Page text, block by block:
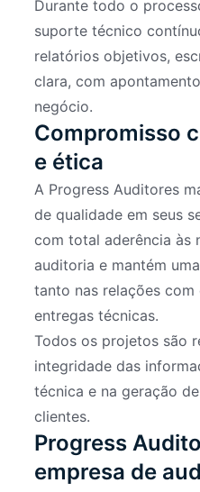
Durante todo o
suporte técnico
relatórios objetivos,
clara, com
negócio.
Compromisso
e ética
A Progress Auditores
de qualidade em seus
com total aderência às
auditoria e mantém
tanto nas relações
entregas técnicas.
Todos os projetos são
integridade das
técnica e na geração
clientes.
Progress
empresa de